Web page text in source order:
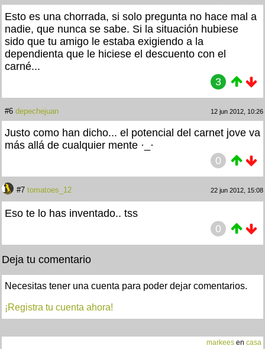
Esto es una chorrada, si solo pregunta no hace mal a
nadie, que nunca se sabe. Si la situación hubiese
sido que tu amigo le estaba exigiendo a la
dependienta que le hiciese el descuento con el
carné...
3
#6 depechejuan 12 jun 2012, 10:26
Justo como han dicho... el potencial del carnet jove va
más allá de cualquier mente ·_·
0
#7 tomatoes_12 22 jun 2012, 15:08
Eso te lo has inventado.. tss
0
Deja tu comentario
Necesitas tener una cuenta para poder dejar comentarios.
¡Registra tu cuenta ahora!
markees en casa